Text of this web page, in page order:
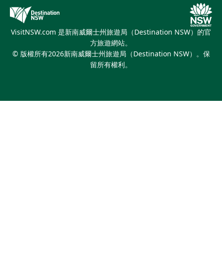
新南威爾士州旅遊局（Destination NSW）媒體中心
繽紛雪梨燈光音樂節
VisitNSW.com 是新南威爾士州旅遊局（Destination NSW）的官
方旅遊網站。
© 版權所有2026新南威爾士州旅遊局（Destination NSW）。保
留所有權利。